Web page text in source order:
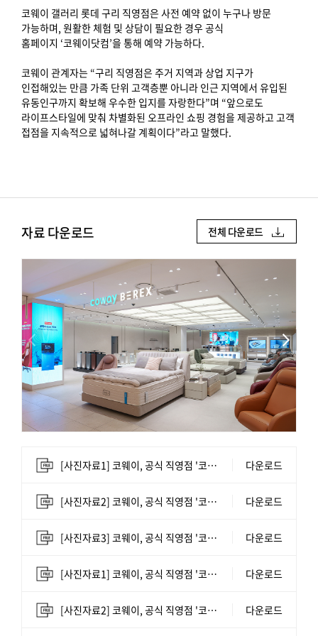
코웨이 갤러리 롯데 구리 직영점은 사전 예약 없이 누구나 방문
가능하며, 원활한 체험 및 상담이 필요한 경우 공식
홈페이지 ‘코웨이닷컴’을 통해 예약 가능하다.
코웨이 관계자는 “구리 직영점은 주거 지역과 상업 지구가
인접해있는 만큼 가족 단위 고객층뿐 아니라 인근 지역에서 유입된
유동인구까지 확보해 우수한 입지를 자랑한다”며 “앞으로도
라이프스타일에 맞춰 차별화된 오프라인 쇼핑 경험을 제공하고 고객
접점을 지속적으로 넓혀나갈 계획이다”라고 말했다.
자료 다운로드 전체 다운로드
[사진자료1] 코웨이, 공식 직영점 '코웨이 갤러리' 롯데백화점 구리점 입점.jpg 다운로드
[사진자료2] 코웨이, 공식 직영점 '코웨이 갤러리' 롯데백화점 구리점 입점.jpg 다운로드
[사진자료3] 코웨이, 공식 직영점 '코웨이 갤러리' 롯데백화점 구리점 입점.jpg 다운로드
[사진자료1] 코웨이, 공식 직영점 '코웨이 갤러리' 롯데백화점 구리점 입점.jpg 다운로드
[사진자료2] 코웨이, 공식 직영점 '코웨이 갤러리' 롯데백화점 구리점 입점.jpg 다운로드